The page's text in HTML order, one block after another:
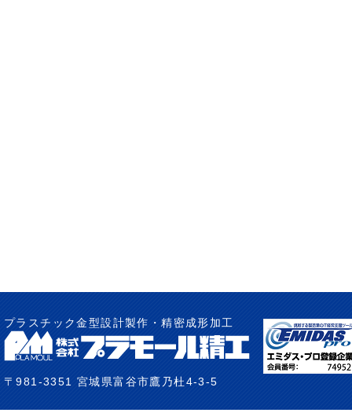
プラスチック金型設計製作・精密成形加工
〒981-3351 宮城県富谷市鷹乃杜4-3-5